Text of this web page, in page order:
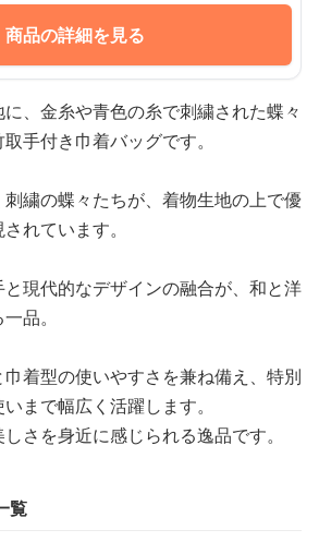
商品の詳細を見る
、金糸や青色の糸で刺繍された蝶々
手付き巾着バッグです。
繍の蝶々たちが、着物生地の上で優
れています。
現代的なデザインの融合が、和と洋
品。
着型の使いやすさを兼ね備え、特別
まで幅広く活躍します。
さを身近に感じられる逸品です。
覧